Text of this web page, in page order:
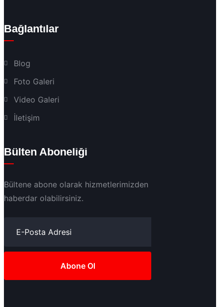
Bağlantılar
Blog
Foto Galeri
Video Galeri
İletişim
Bülten Aboneliği
Bültene abone olarak hizmetlerimizden
haberdar olabilirsiniz.
Abone Ol